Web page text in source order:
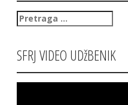
Pretraga
za:
SFRJ VIDEO UDžBENIK